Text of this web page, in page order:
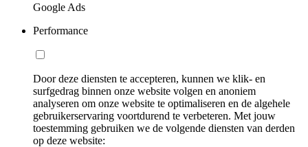
Google Ads
Performance
Door deze diensten te accepteren, kunnen we klik- en
surfgedrag binnen onze website volgen en anoniem
analyseren om onze website te optimaliseren en de algehele
gebruikerservaring voortdurend te verbeteren. Met jouw
toestemming gebruiken we de volgende diensten van derden
op deze website: